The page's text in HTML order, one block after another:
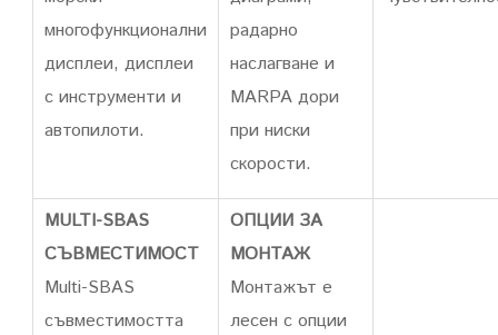
многофункционални
дисплеи, дисплеи
с инструменти и
автопилоти.
радарно
наслагване и
MARPA дори
при ниски
скорости.
MULTI-SBAS
СЪВМЕСТИМОСТ
Multi-SBAS
съвместимостта
ОПЦИИ ЗА
МОНТАЖ
Монтажът е
лесен с опции